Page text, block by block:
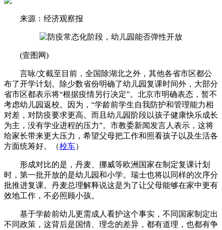
来源：经济观察报
(壹图网)
言咏/文截至目前，全国除湖北之外，其他各省市区都公
布了开学计划。除少数省份明确了幼儿园复课时间外，大部分
省市区都表示将“根据疫情另行决定”。北京市明确表态，暂不
考虑幼儿园返校。因为，“学龄前学生自我防护和管理能力相
对差，对防疫要求更高。而且幼儿园阶段以孩子健康快乐成长
为主，没有学业进程的压力”。市教委新闻发言人表示，这将
给家长带来更大压力，希望父母把工作和照看孩子以及生活各
方面统筹好。（校车）
形成对比的是，丹麦、挪威等欧洲国家在制定复课计划
时，第一批开放的是幼儿园和小学。瑞士也将以同样的次序分
批推进复课。丹麦总理解释说这是为了让父母能够在家中更有
效地工作，不必照顾小孩。
基于学龄前幼儿更需成人看护这个事实，不同国家制定出
不同政策，这背后是国情、理念的差异，都有道理，也都有争